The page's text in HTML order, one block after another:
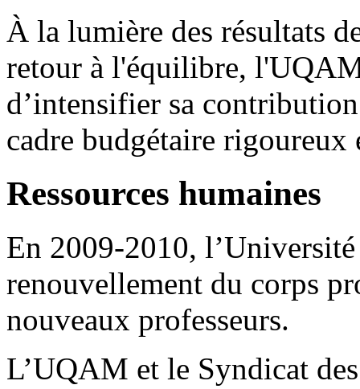
À la lumière des résultats
retour à l'équilibre,
d’intensifier sa
cadre budgétaire rigoureux
Ressources humaines
En 2009-2010,
renouvellement du corps
nouveaux professeurs.
L’UQAM et le Syndicat